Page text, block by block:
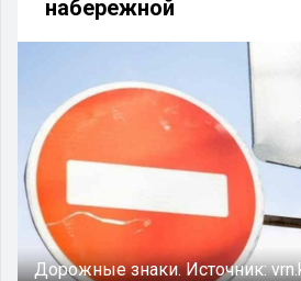
набережной
Дорожные знаки.Источник: